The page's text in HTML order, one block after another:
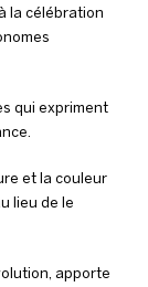
la célébration
qui expriment
et la couleur
lieu de le
apporte